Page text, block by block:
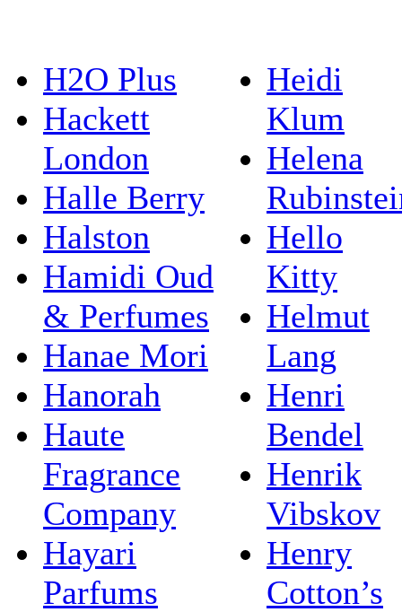
H2O Plus
Hackett
London
Halle Berry
Halston
Hamidi Oud
& Perfumes
Hanae Mori
Hanorah
Haute
Fragrance
Company
Hayari
Parfums
Heidi
Klum
Helena
Hello
Kitty
Helmut
Lang
Henri
Bendel
Henrik
Vibskov
Henry
Cotton’s